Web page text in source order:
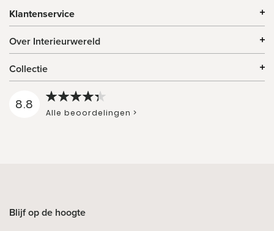
Klantenservice
Over Interieurwereld
Collectie
8.8
Alle beoordelingen >
Blijf op de hoogte